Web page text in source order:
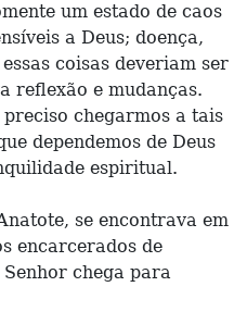
um estado de caos
a Deus; doença,
coisas deveriam ser
reflexão e mudanças.
chegarmos a tais
dependemos de Deus
espiritual.
se encontrava em
encarcerados de
chega para